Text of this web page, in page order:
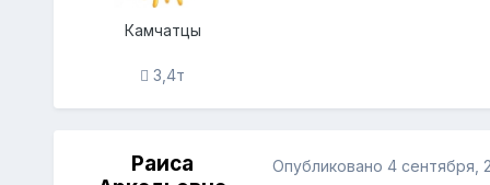
Камчатцы
3,4т
Раиса
Опубликовано 4 сентября,